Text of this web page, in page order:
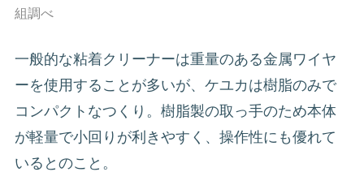
組調べ
一般的な粘着クリーナーは重量のある金属ワイヤ
ーを使用することが多いが、ケユカは樹脂のみで
コンパクトなつくり。樹脂製の取っ手のため本体
が軽量で小回りが利きやすく、操作性にも優れて
いるとのこと。